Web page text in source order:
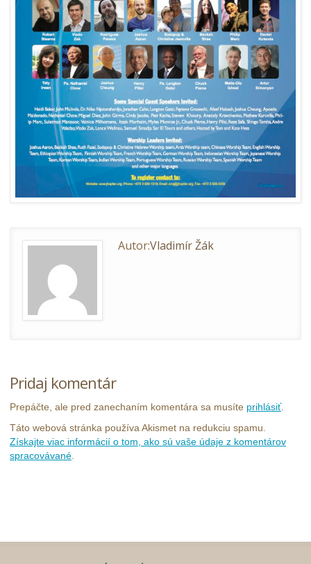
Autor:Vladimír Žák
Pridaj komentár
Prepáčte, ale pred zanechaním komentára sa musíte prihlásiť.
Táto webová stránka používa Akismet na redukciu spamu.
Získajte viac informácií o tom, ako sú vaše údaje z komentárov
spracovávané